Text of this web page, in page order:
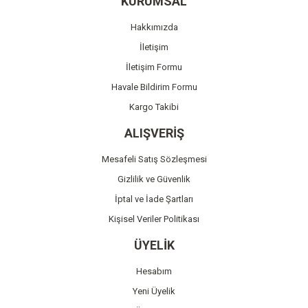
Ürün bilgilerinde hatalar bulunuyor.
Ürün fiyatı diğer sitelerden daha pahalı.
Bu ürüne benzer farklı alternatifler olmalı.
Gönder
Hakkımızda
İletişim
İletişim Formu
Havale Bildirim Formu
Kargo Takibi
ALIŞVERİŞ
Mesafeli Satış Sözleşmesi
Gizlilik ve Güvenlik
İptal ve İade Şartları
Kişisel Veriler Politikası
ÜYELİK
Hesabım
Yeni Üyelik